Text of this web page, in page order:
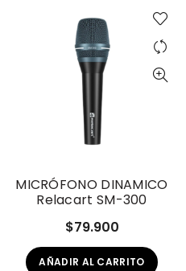
MICRÓFONO DINAMICO
Relacart SM-300
$79.900
AÑADIR AL CARRITO